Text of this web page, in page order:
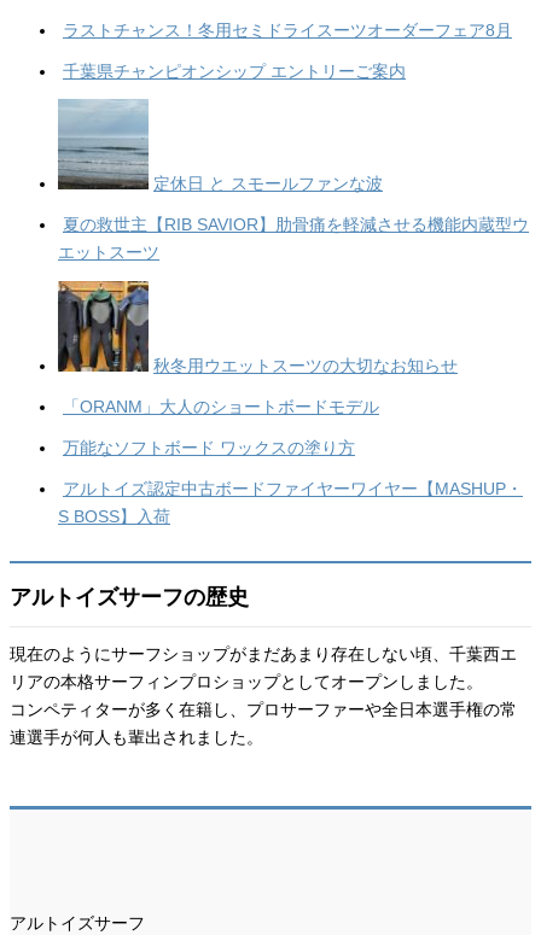
ラストチャンス！冬用セミドライスーツオーダーフェア8月
千葉県チャンピオンシップ エントリーご案内
定休日 と スモールファンな波
夏の救世主【RIB SAVIOR】肋骨痛を軽減させる機能内蔵型ウ
エットスーツ
秋冬用ウエットスーツの大切なお知らせ
「ORANM」大人のショートボードモデル
万能なソフトボード ワックスの塗り方
アルトイズ認定中古ボードファイヤーワイヤー【MASHUP・
S BOSS】入荷
アルトイズサーフの歴史
現在のようにサーフショップがまだあまり存在しない頃、千葉西エ
リアの本格サーフィンプロショップとしてオープンしました。
コンペティターが多く在籍し、プロサーファーや全日本選手権の常
連選手が何人も輩出されました。
アルトイズサーフ